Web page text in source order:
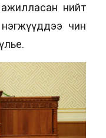
нийт
чин